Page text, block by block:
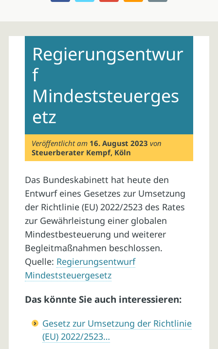
contentRegierungsentwur
f
Mindeststeuerges
etz
Veröffentlicht am 16. August 2023 von
Steuerberater Kempf, Köln
Das Bundeskabinett hat heute den
Entwurf eines Gesetzes zur Umsetzung
der Richtlinie (EU) 2022/2523 des Rates
zur Gewährleistung einer globalen
Mindestbesteuerung und weiterer
Begleitmaßnahmen beschlossen.
Quelle: Regierungsentwurf
Mindeststeuergesetz
Das könnte Sie auch interessieren:
Gesetz zur Umsetzung der Richtlinie
(EU) 2022/2523…